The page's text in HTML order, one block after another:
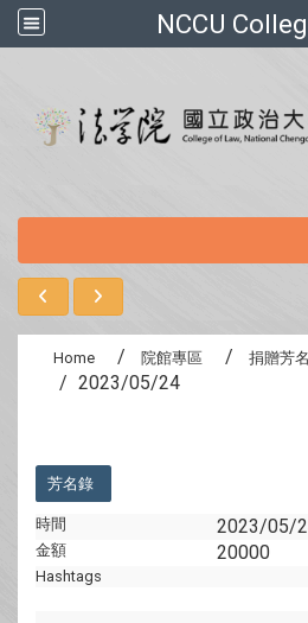
NCCU
Home 院館專區 捐贈芳
2023/05/24
芳名錄
時間 2023/05/
金額 20000
Hashtags